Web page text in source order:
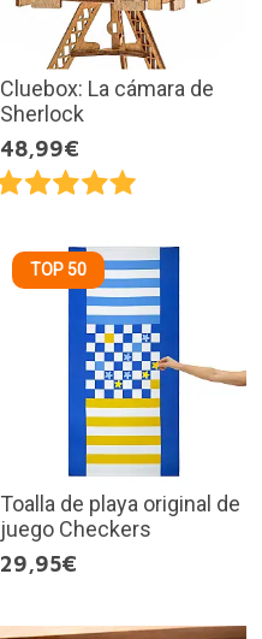
Cluebox: La cámara de
Sherlock
48,99€
TOP 50
Toalla de playa original de
juego Checkers
29,95€